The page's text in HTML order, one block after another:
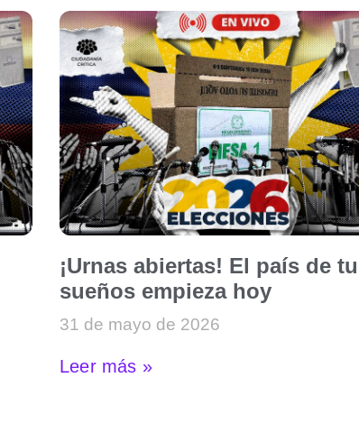
¡Urnas abiertas! El país de
sueños empieza hoy
31 de mayo de 2026
Leer más »